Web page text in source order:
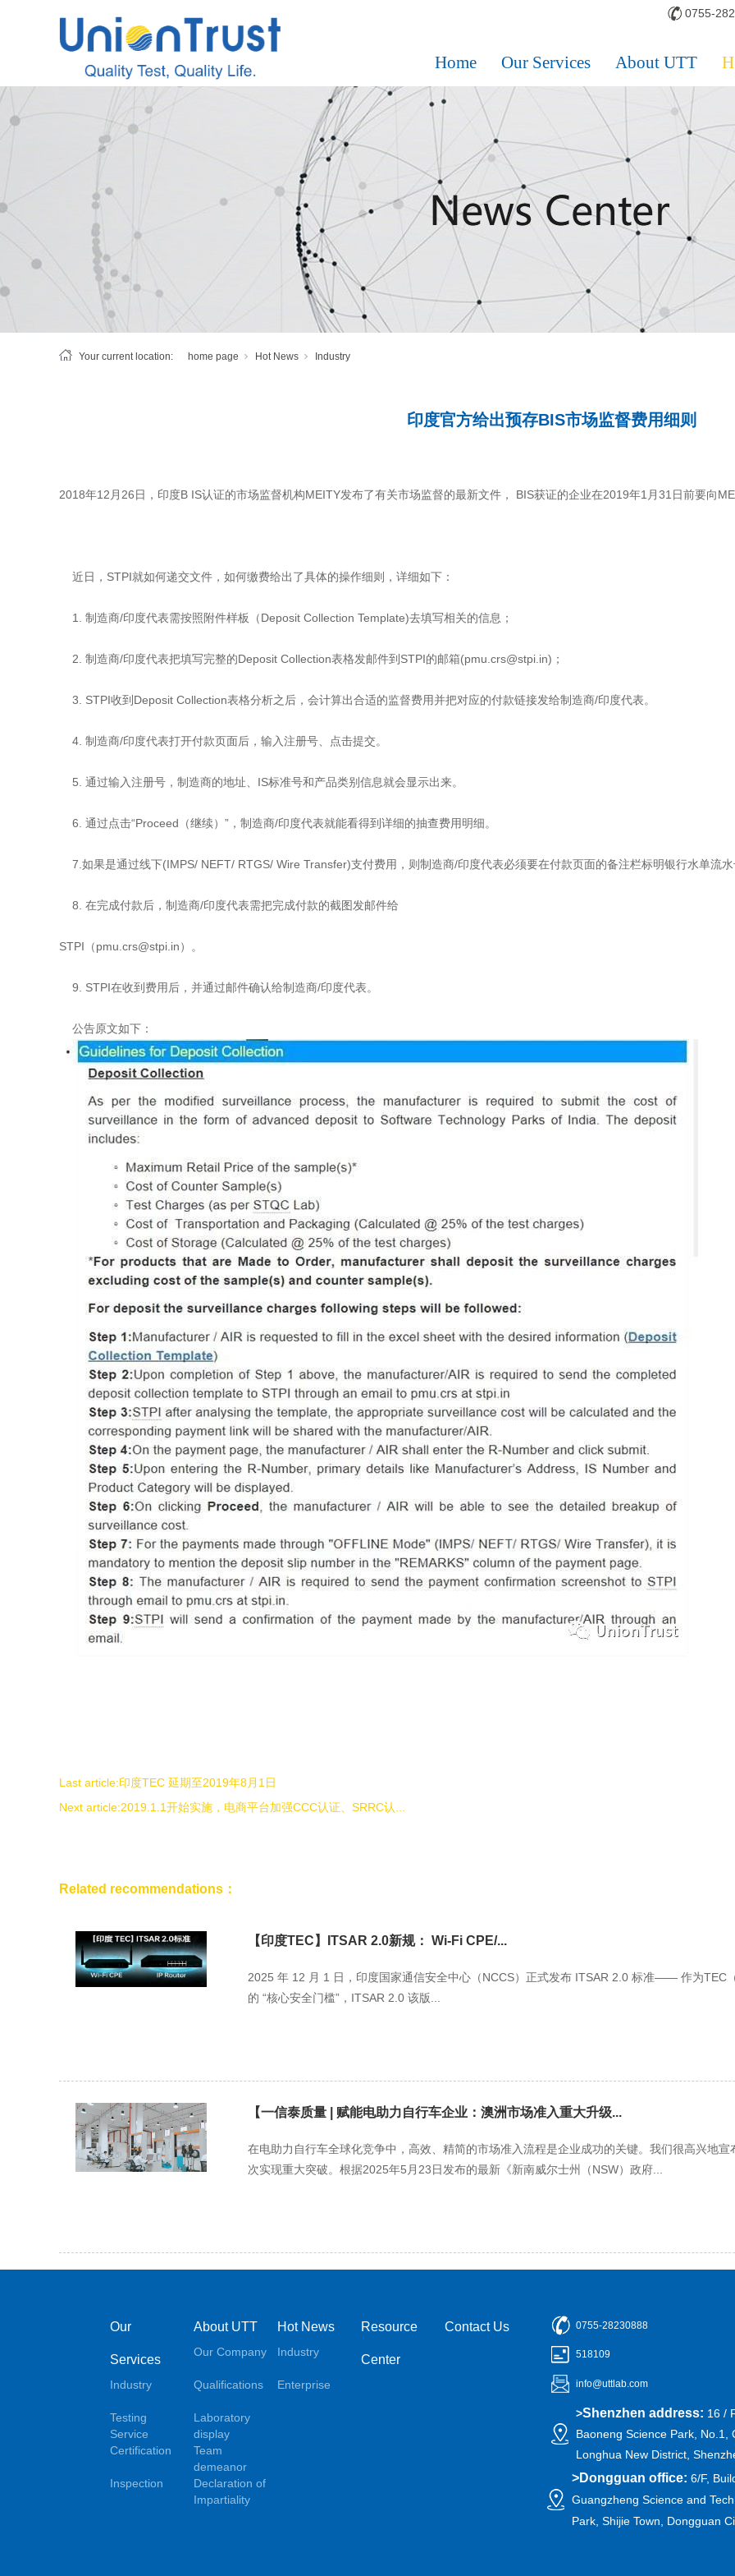
0755-
Home Our Services About UTT
Your current location: home page Hot News Industry
印度官方给出预存BIS市场监督费用细则
2018年12月26日，印度B IS认证的市场监督机构MEITY发布了有关市场监督的最新文件， BIS获证的企业在2019年1月31日前要向
近日，STPI就如何递交文件，如何缴费给出了具体的操作细则，详细如下：
1. 制造商/印度代表需按照附件样板（Deposit Collection Template)去填写相关的信息；
2. 制造商/印度代表把填写完整的Deposit Collection表格发邮件到STPI的邮箱(pmu.crs@stpi.in)；
3. STPI收到Deposit Collection表格分析之后，会计算出合适的监督费用并把对应的付款链接发给制造商/印度代表。
4. 制造商/印度代表打开付款页面后，输入注册号、点击提交。
5. 通过输入注册号，制造商的地址、IS标准号和产品类别信息就会显示出来。
6. 通过点击“Proceed（继续）”，制造商/印度代表就能看得到详细的抽查费用明细。
7.如果是通过线下(IMPS/ NEFT/ RTGS/ Wire Transfer)支付费用，则制造商/印度代表必须要在付款页面的备注栏标明银行水单流
8. 在完成付款后，制造商/印度代表需把完成付款的截图发邮件给
STPI（pmu.crs@stpi.in）。
9. STPI在收到费用后，并通过邮件确认给制造商/印度代表。
公告原文如下：
Last article:印度TEC 延期至2019年8月1日
Next article:2019.1.1开始实施，电商平台加强CCC认证、SRRC认...
Related recommendations：
【印度TEC】ITSAR 2.0新规： Wi-Fi CPE/...
2025 年 12 月 1 日，印度国家通信安全中心（NCCS）正式发布 ITSAR 2.0 标准—— 作为TEC
的 “核心安全门槛”，ITSAR 2.0 该版...
【一信泰质量 | 赋能电助力自行车企业：澳洲市场准入重大升级...
在电助力自行车全球化竞争中，高效、精简的市场准入流程是企业成功的关键。我们很高兴地
次实现重大突破。根据2025年5月23日发布的最新《新南威尔士州（NSW）政府...
Our
Services
Industry
Testing
Service
Certification
Inspection
About UTT
Our Company
Qualifications
Laboratory
display
Team
demeanor
Declaration of
Impartiality
Hot News
Industry
Enterprise
Resource
Center
Contact Us 0755-28230888
518109
info@uttlab.com
>Shenzhen address: 16 /
Baoneng Science Park, No.1,
Longhua New District,
>Dongguan office: 6/F,
Guangzheng Science and
Park, Shijie Town, Dongguan